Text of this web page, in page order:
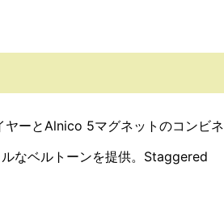
ーとAlnico 5マグネットのコンビネ
なベルトーンを提供。Staggered